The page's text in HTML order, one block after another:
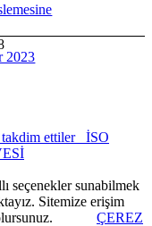
2023
ettiler
İSO
seçenekler sunabilmek
Sitemize erişim
ÇEREZ